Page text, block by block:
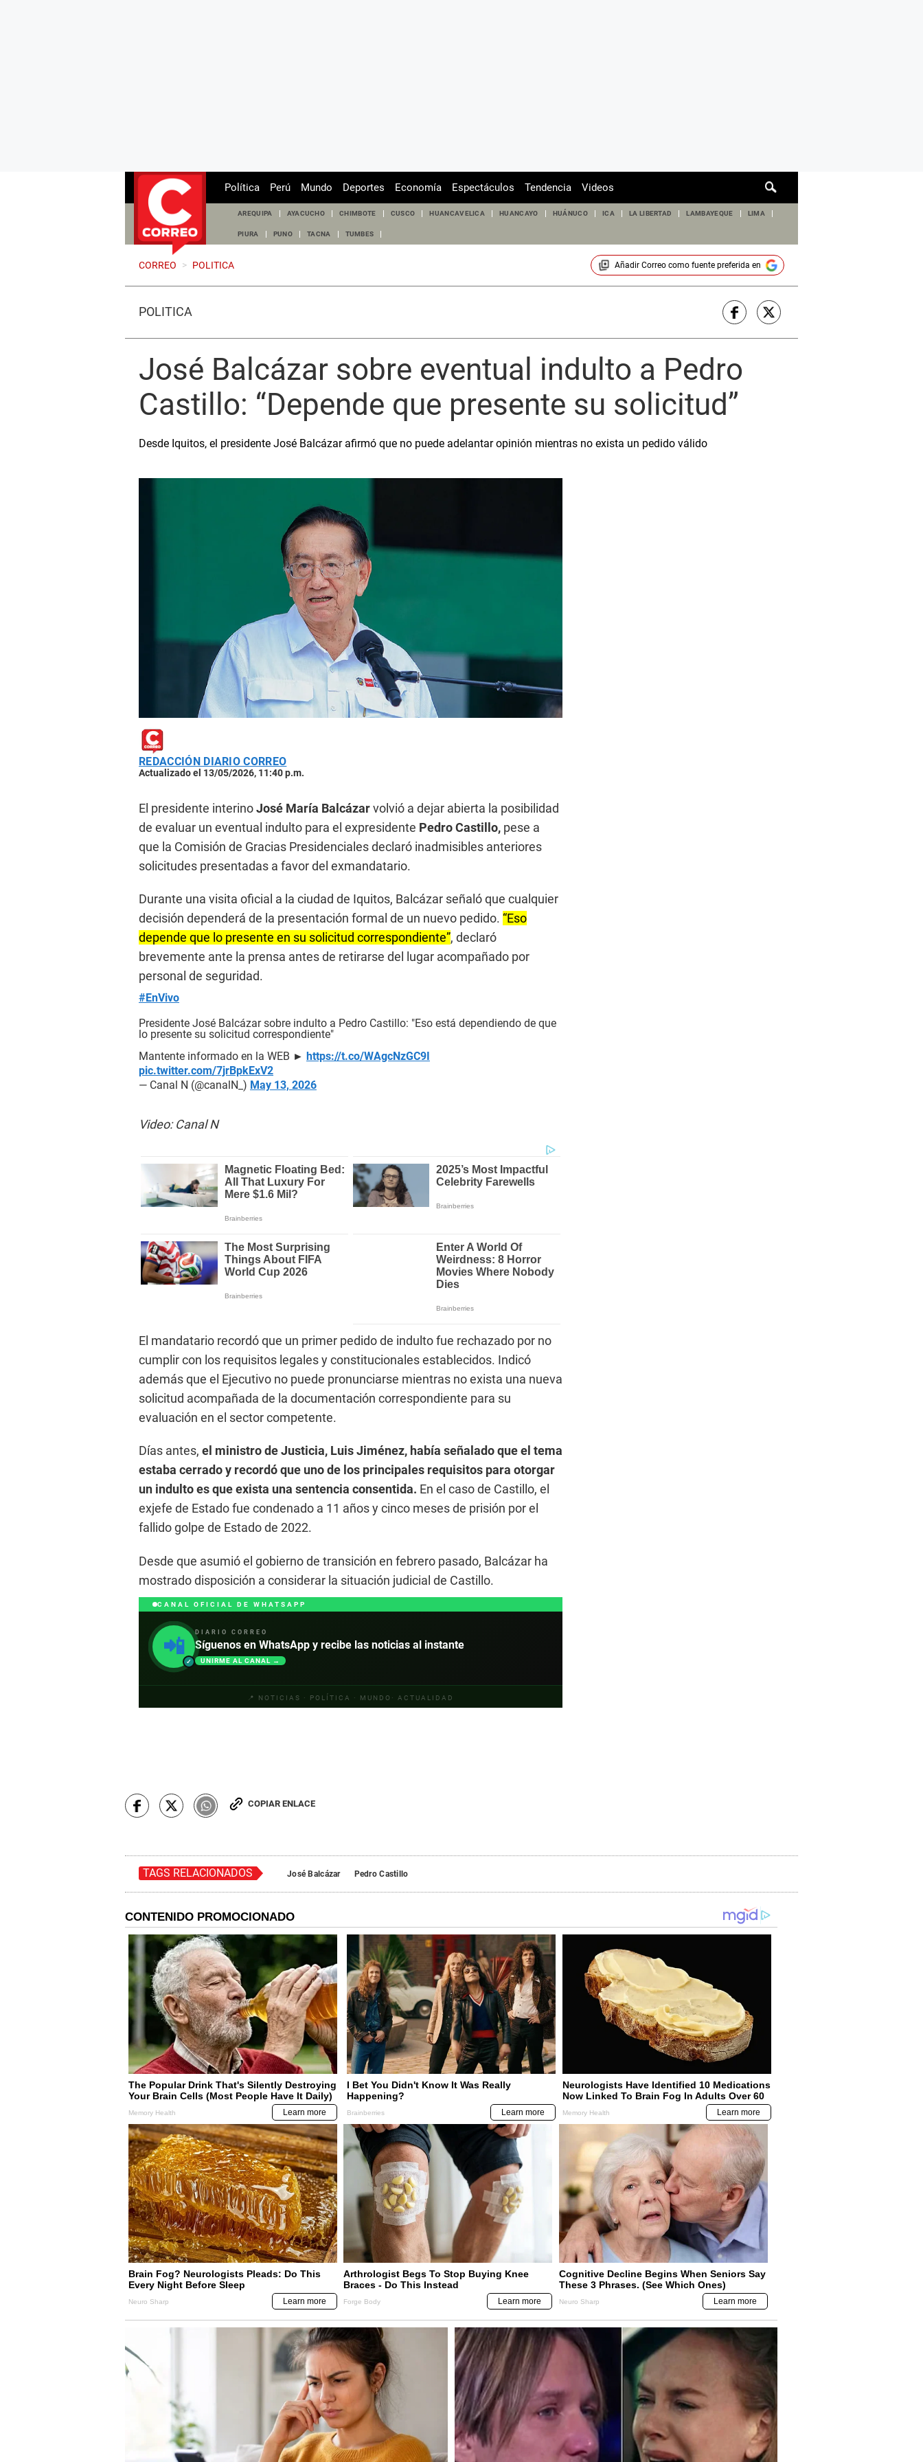
de
Política Perú Mundo Deportes Economía Espectáculos Tendencia Videos
AREQUIPA AYACUCHO CHIMBOTE CUSCO HUANCAVELICA HUANCAYO HUÁNUCO ICA LA LIBERTAD LAMBAYEQUE LIMA
PIURA PUNO TACNA TUMBES
CORREO > POLITICA Añadir Correocomo fuente preferida en
POLÍTICA
José Balcázar sobre eventual indulto a Pedro
Castillo: “Depende que presente su solicitud”
Desde Iquitos, el presidente José Balcázar afirmó que no puede adelantar opinión mientras no exista un pedido válido
REDACCIÓN DIARIO CORREO
Actualizado el 13/05/2026, 11:40 p.m.
El presidente interinoJosé María Balcázarvolvió a dejar abierta la posibilidad
de evaluar un eventual indulto para el expresidente Pedro Castillo, pese a
que la Comisión de Gracias Presidenciales declaró inadmisibles anteriores
solicitudes presentadas a favor del exmandatario.
Durante una visita oficial a la ciudad de Iquitos, Balcázar señaló que cualquier
decisión dependerá de la presentación formal de un nuevo pedido. “Eso
depende que lo presente en su solicitud correspondiente”, declaró
brevemente ante la prensa antes de retirarse del lugar acompañado por
personal de seguridad.
#EnVivo
Presidente José Balcázar sobre indulto a Pedro Castillo: "Eso está dependiendo de que
lo presente su solicitud correspondiente"
Mantente informado en la WEB ► https://t.co/WAgcNzGC9I
pic.twitter.com/7jrBpkExV2
— Canal N (@canalN_) May 13, 2026
Video: Canal N
El mandatario recordó que un primer pedido de indulto fue rechazado por no
cumplir con los requisitos legales y constitucionales establecidos. Indicó
además que el Ejecutivo no puede pronunciarse mientras no exista una nueva
solicitud acompañada de la documentación correspondiente para su
evaluación en el sector competente.
Días antes, el ministro de Justicia, Luis Jiménez, había señalado que el tema
estaba cerrado y recordó que uno de los principales requisitos para otorgar
un indulto es que exista una sentencia consentida. En el caso de Castillo, el
exjefe de Estado fue condenado a 11 años y cinco meses de prisión por el
fallido golpe de Estado de 2022.
Desde que asumió el gobierno de transición en febrero pasado, Balcázar ha
mostrado disposición a considerar la situación judicial de Castillo.
CANAL OFICIAL DE WHATSAPP
📲
✓
DIARIO CORREO
Síguenos en WhatsApp y recibe las noticias al instante
UNIRME AL CANAL →
📍 NOTICIAS · POLÍTICA · MUNDO· ACTUALIDAD
COPIAR ENLACE
TAGS RELACIONADOS José Balcázar Pedro Castillo